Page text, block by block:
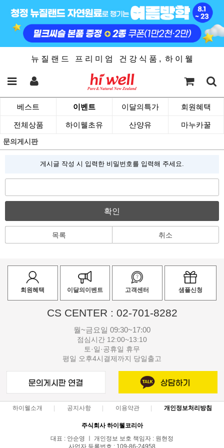
뉴 질 랜 드 프 리 미 엄 건 강 식 품 , 하 이 웰
베스트 이벤트 이달의특가 회원혜택
전체상품 하이웰초유 산양유 마누카꿀
문의게시판
게시글 작성 시 입력한 비밀번호를 입력해 주세요.
확인
목록 취소
회원혜택 이달의이벤트 고객센터 샘플신청
CS CENTER : 02-701-8282
월~금요일 09:30~17:00
점심시간 12:00~13:10
토·일·공휴일 휴무
평일 오후4시결제까지 당일출고
하이웰소개 공지사항 이용약관 개인정보처리방침
주식회사 하이웰코리아
대표 : 안순영 ㅣ 개인정보 보호 책임자 : 원현정
사업자 등록번호 : 109-86-24958